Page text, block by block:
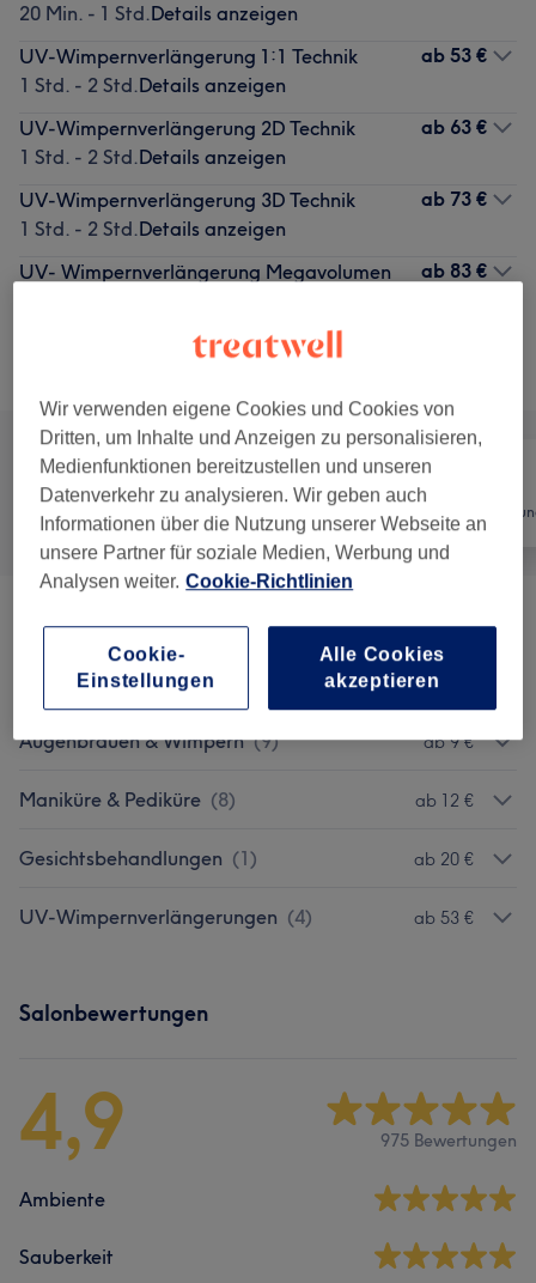
20 Min. - 1 Std.Details anzeigen
UV-Wimpernverlängerung 1:1 Technik
1 Std. - 2 Std.Details anzeigen
ab 53 €
UV-Wimpernverlängerung 2D Technik
1 Std. - 2 Std.Details anzeigen
ab 63 €
UV-Wimpernverlängerung 3D Technik
1 Std. - 2 Std.Details anzeigen
ab 73 €
UV- Wimpernverlängerung Megavolumen
ab 83 €
Alle
Wimpernverlängerung (8) ab 43 €
Microblading (1) ab 80 €
Augenbrauen & Wimpern (9) ab 9 €
Maniküre & Pediküre (8) ab 12 €
Gesichtsbehandlungen (1) ab 20 €
UV-Wimpernverlängerungen (4) ab 53 €
Salonbewertungen
4,9 975 Bewertungen
Ambiente
Sauberkeit
Wir verwenden eigene Cookies und Cookies von
Dritten, um Inhalte und Anzeigen zu personalisieren,
Medienfunktionen bereitzustellen und unseren
Datenverkehr zu analysieren. Wir geben auch
Informationen über die Nutzung unserer Webseite an
unsere Partner für soziale Medien, Werbung und
Analysen weiter. Cookie-Richtlinien
Cookie-
Einstellungen
Alle Cookies
akzeptieren